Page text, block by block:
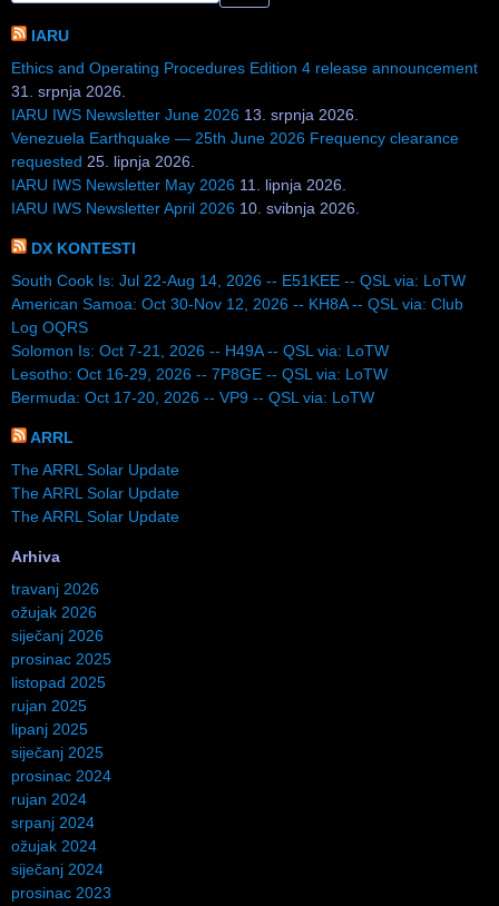
IARU
Ethics and Operating Procedures Edition 4 release announcement
31. srpnja 2026.
IARU IWS Newsletter June 2026 13. srpnja 2026.
Venezuela Earthquake — 25th June 2026 Frequency clearance
requested 25. lipnja 2026.
IARU IWS Newsletter May 2026 11. lipnja 2026.
IARU IWS Newsletter April 2026 10. svibnja 2026.
DX KONTESTI
South Cook Is: Jul 22-Aug 14, 2026 -- E51KEE -- QSL via: LoTW
American Samoa: Oct 30-Nov 12, 2026 -- KH8A -- QSL via: Club
Log OQRS
Solomon Is: Oct 7-21, 2026 -- H49A -- QSL via: LoTW
Lesotho: Oct 16-29, 2026 -- 7P8GE -- QSL via: LoTW
Bermuda: Oct 17-20, 2026 -- VP9 -- QSL via: LoTW
ARRL
The ARRL Solar Update
The ARRL Solar Update
The ARRL Solar Update
Arhiva
travanj 2026
ožujak 2026
siječanj 2026
prosinac 2025
listopad 2025
rujan 2025
lipanj 2025
siječanj 2025
prosinac 2024
rujan 2024
srpanj 2024
ožujak 2024
siječanj 2024
prosinac 2023